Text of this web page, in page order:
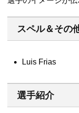
スペル＆その
Luis Frias
選手紹介